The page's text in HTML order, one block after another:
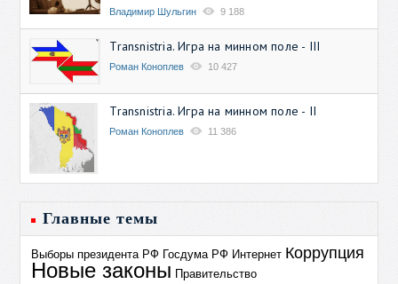
Владимир Шульгин 9 188
Transnistria. Игра на минном поле - III
Роман Коноплев 10 427
Transnistria. Игра на минном поле - II
Роман Коноплев 11 386
Главные темы
Выборы президента РФ Госдума РФ Интернет Коррупция
Новые законы Правительство